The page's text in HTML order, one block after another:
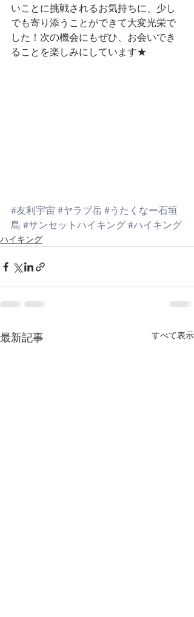
いことに挑戦されるお気持ちに、少し
でも寄り添うことができて大変光栄で
した！次の機会にもぜひ、お会いでき
ることを楽しみにしています★
#友利宇宙 #ヤラブ岳 #うたくなー石垣
島 #サンセットハイキング #ハイキング
ハイキング
最新記事 すべて表示